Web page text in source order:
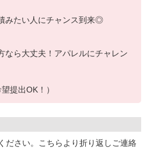
みたい人にチャンス到来◎
なら大丈夫！アパレルにチャレン
提出OK！）
ださい。こちらより折り返しご連絡